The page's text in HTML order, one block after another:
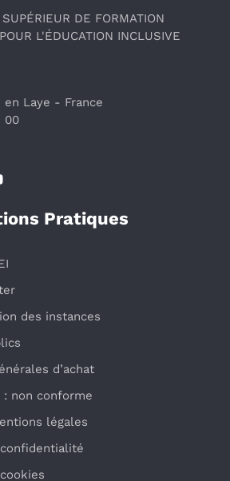
DE FORMATION
L'ÉDUCATION INCLUSIVE
en Laye - France
00
Pratiques
des instances
d’achat
non conforme
légales